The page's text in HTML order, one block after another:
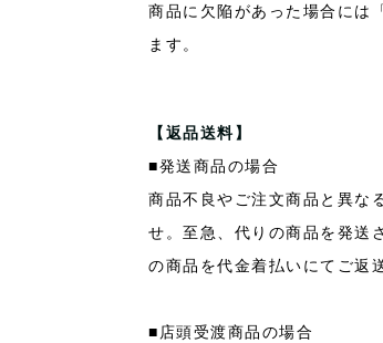
商品に欠陥があった場合には
ます。
【返品送料】
■発送商品の場合
商品不良やご注文商品と異な
せ。至急、代りの商品を発送
の商品を代金着払いにてご返
■店頭受渡商品の場合